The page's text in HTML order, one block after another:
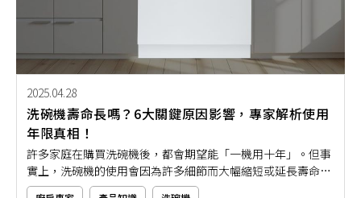
2025.04.28
洗碗機壽命長嗎？6大關鍵原因影響，專家解析使用
年限真相！
許多家庭在購買洗碗機後，都會期望能「一機用十年」。但事
實上，洗碗機的使用會因為許多細節而大幅縮短或延長壽命。
如果你想知道洗碗機壽命長不長，那就要先了解影響洗碗機壽